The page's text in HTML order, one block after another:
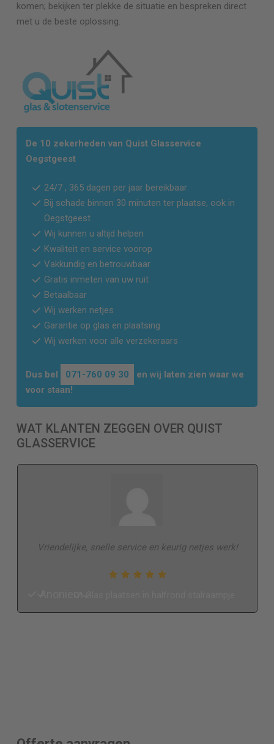
komen; bekijken ter plekke de situatie en bespreken direct
met u de beste oplossing.
De 10 zekerheden van Quist Glasservice
Oegstgeest
24/7 , 365 dagen per jaar bereikbaar
Bij schade binnen 30 minuten ter plaatse, ook in
Oegstgeest
Wij kunnen u altijd helpen
Kwaliteit en service voorop
Vakkundig en betrouwbaar
Gratis inmeten van uw ruit
Betaalbaar
Wij werken netjes
Garantie op glas en plaatsing
Wij werken voor alle verzekeraars
Dus bel 071-760 09 30
en wij laten zien waar we
voor staan!
WAT KLANTEN ZEGGEN OVER QUIST
GLASSERVICE
Vriendelijke, snelle service en keurig netjes werk!